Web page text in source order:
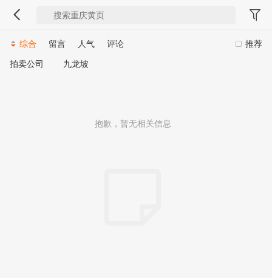
推荐
综合 留言 人气
评论
拍卖公司
九龙坡
抱歉，暂无相关信息